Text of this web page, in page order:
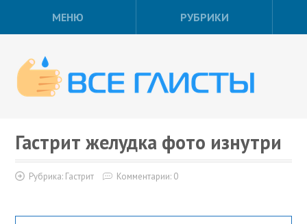
МЕНЮ РУБРИКИ
Гастрит желудка фото изнутри
Рубрика: Гастрит Комментарии: 0